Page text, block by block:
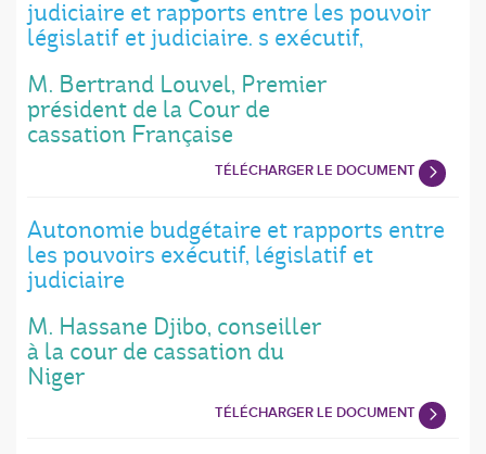
judiciaire et rapports entre les pouvoir
législatif et judiciaire. s exécutif,
M. Bertrand Louvel, Premier
président de la Cour de
cassation Française
TÉLÉCHARGER LE DOCUMENT
Autonomie budgétaire et rapports entre
les pouvoirs exécutif, législatif et
judiciaire
M. Hassane Djibo, conseiller
à la cour de cassation du
Niger
TÉLÉCHARGER LE DOCUMENT